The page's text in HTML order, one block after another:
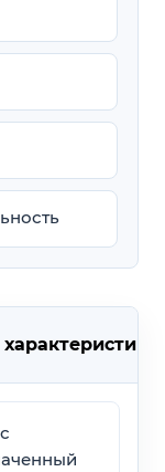
Технические характеристики